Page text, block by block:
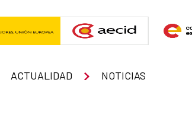
ACTUALIDAD NOTICIAS